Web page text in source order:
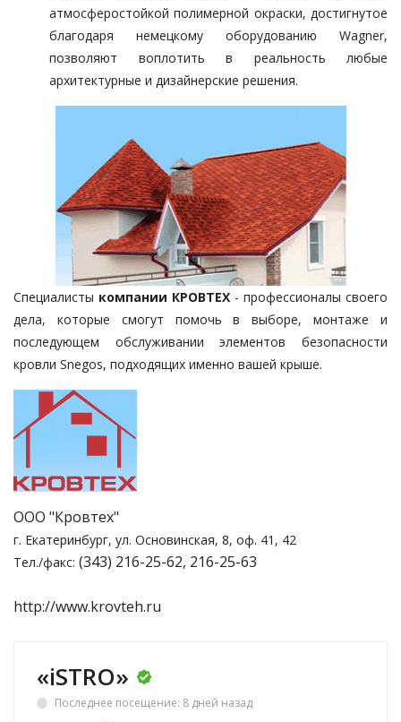
атмосферостойкой полимерной окраски, достигнутое
благодаря немецкому оборудованию Wagner,
позволяют воплотить в реальность любые
архитектурные и дизайнерские решения.
Специалисты компании КРОВТЕХ - профессионалы своего
дела, которые смогут помочь в выборе, монтаже и
последующем обслуживании элементов безопасности
кровли Snegos, подходящих именно вашей крыше.
ООО "Кровтех"
г. Екатеринбург, ул. Основинская, 8, оф. 41, 42
Тел./факс: (343) 216-25-62, 216-25-63
http://www.krovteh.ru
«iSTRO»
Последнее посещение: 8 дней назад